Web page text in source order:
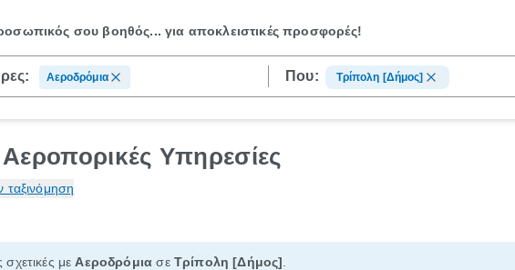
σου βοηθός...για αποκλειστικές προσφορές!
Αεροδρόμια Που: Τρίπολη [Δήμος]
Υπηρεσίες
ταξινόμηση
σχετικές με Αεροδρόμια σε Τρίπολη [Δήμος]